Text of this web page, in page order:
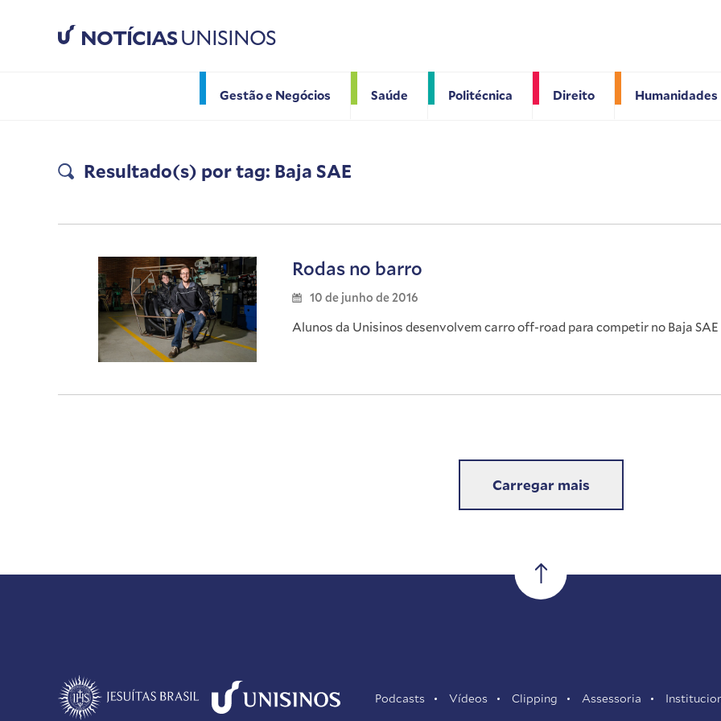
NOTÍCIASUNISINOS
Gestão e Negócios Saúde Politécnica Direito Humanidades
Resultado(s) por tag: Baja SAE
Rodas no barro
10 de junho de 2016
Alunos da Unisinos desenvolvem carro off-road para competir no Baja SAE
Carregar mais
Podcasts Vídeos Clipping Assessoria